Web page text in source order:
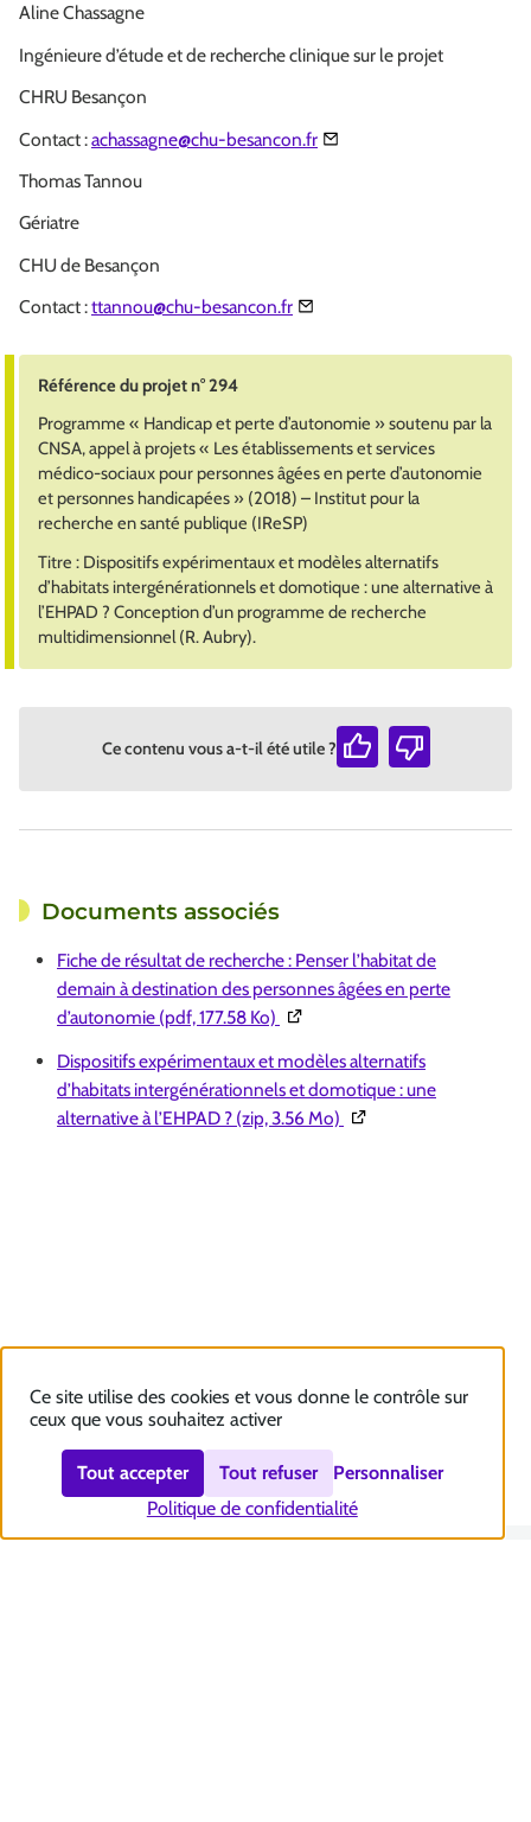
Aline Chassagne
Ingénieure d’étude et de recherche clinique sur le projet
CHRU Besançon
Contact :achassagne@chu-besancon.fr
Thomas Tannou
Gériatre
CHU de Besançon
Contact :ttannou@chu-besancon.fr
Référence du projet n° 294
Programme « Handicap et perte d’autonomie » soutenu par la
CNSA, appel à projets « Les établissements et services
médico-sociaux pour personnes âgées en perte d’autonomie
et personnes handicapées » (2018) – Institut pour la
recherche en santé publique (IReSP)
Titre : Dispositifs expérimentaux et modèles alternatifs
d’habitats intergénérationnels et domotique : une alternative à
l’EHPAD ? Conception d’un programme de recherche
multidimensionnel (R. Aubry).
Ce contenu vous a-t-il été utile ?
Documents associés
Fiche de résultat de recherche : Penser l’habitat de
demain à destination des personnes âgées en perte
d’autonomie (pdf, 177.58 Ko) (Ouverture dans une nouvelle
Dispositifs expérimentaux et modèles alternatifs
d’habitats intergénérationnels et domotique : une
alternative à l’EHPAD ? (zip, 3.56 Mo) (Ouverture dans une
Ce site utilise des cookies et vous donne le contrôle sur
ceux que vous souhaitez activer
Tout accepter Tout refuser
Personnaliser
Politique de confidentialité